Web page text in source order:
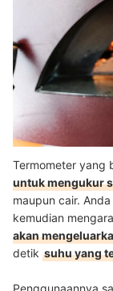
Termometer yang
untuk mengukur
maupun cair.
kemudian
akan
detik suhu yang